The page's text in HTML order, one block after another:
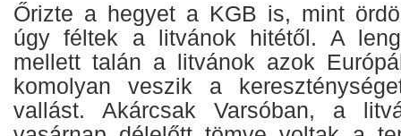
Őrizte a hegyet a KGB is, mint
úgy féltek a litvánok hitétől. A
mellett talán a litvánok azok
komolyan veszik a
vallást. Akárcsak Varsóban, a